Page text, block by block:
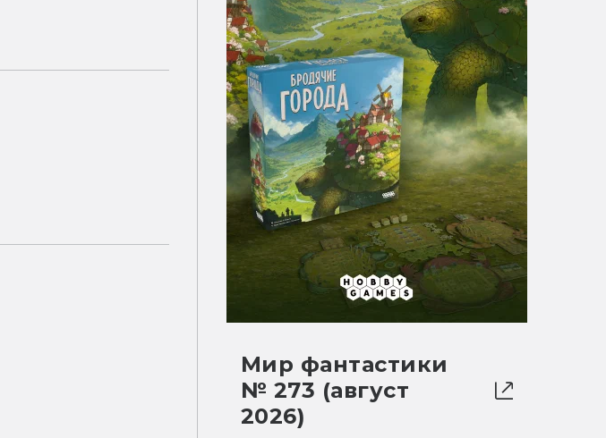
Мир фантастики
№ 273 (август
2026)